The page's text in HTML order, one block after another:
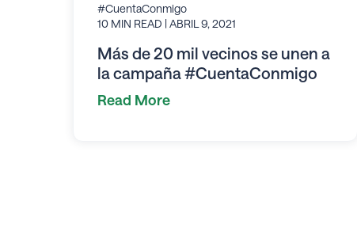
#CuentaConmigo
10 MIN READ | ABRIL 9, 2021
Más de 20 mil vecinos se unen a
la campaña #CuentaConmigo
Read More